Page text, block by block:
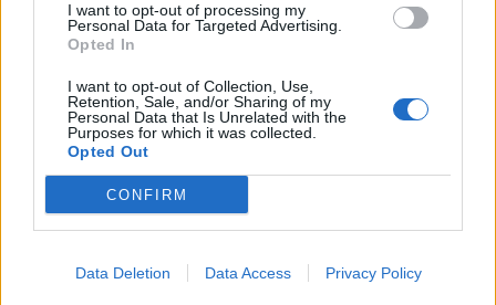
I want to opt-out of processing my
Personal Data for Targeted Advertising.
Opted In
I want to opt-out of Collection, Use,
Retention, Sale, and/or Sharing of my
Personal Data that Is Unrelated with the
Purposes for which it was collected.
Opted Out
CONFIRM
Data Deletion Data Access Privacy Policy